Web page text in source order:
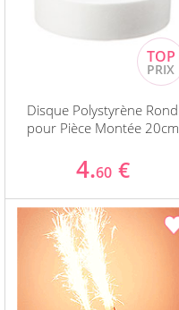
Disque Polystyrène Rond
pour Pièce Montée 20cm
4.60 €